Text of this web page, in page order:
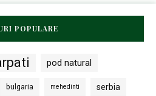
POPULARE
pod natural
bulgaria mehedinti serbia